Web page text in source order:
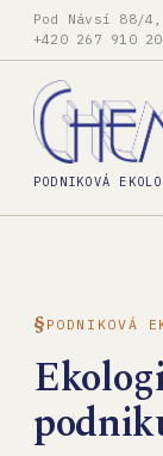
Pod Návsí 88/
+420 267 910
PODNIKOVÁ
PODNIKOVÁ